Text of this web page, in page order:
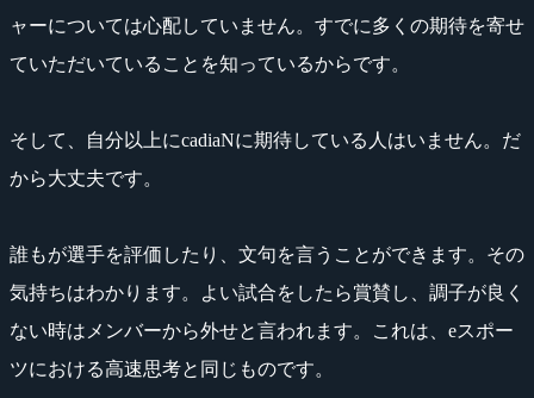
ャーについては心配していません。すでに多くの期待を寄せ
ていただいていることを知っているからです。
そして、自分以上にcadiaNに期待している人はいません。だ
から大丈夫です。
誰もが選手を評価したり、文句を言うことができます。その
気持ちはわかります。よい試合をしたら賞賛し、調子が良く
ない時はメンバーから外せと言われます。これは、eスポー
ツにおける高速思考と同じものです。